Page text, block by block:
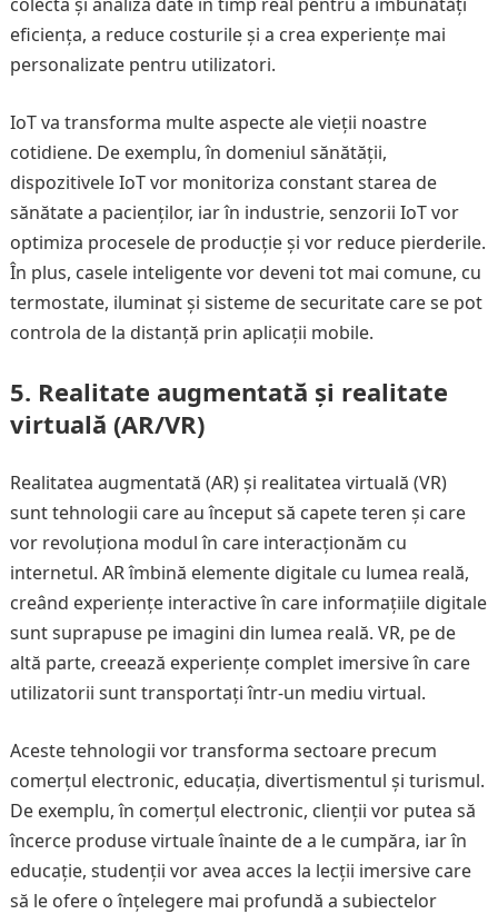
eficiența, a reduce costurile și a crea experiențe mai
personalizate pentru utilizatori.
IoT va transforma multe aspecte ale vieții noastre
cotidiene. De exemplu, în domeniul sănătății,
dispozitivele IoT vor monitoriza constant starea de
sănătate a pacienților, iar în industrie, senzorii IoT vor
optimiza procesele de producție și vor reduce pierderile.
În plus, casele inteligente vor deveni tot mai comune, cu
termostate, iluminat și sisteme de securitate care se pot
controla de la distanță prin aplicații mobile.
5. Realitate augmentată și realitate
virtuală (AR/VR)
Realitatea augmentată (AR) și realitatea virtuală (VR)
sunt tehnologii care au început să capete teren și care
vor revoluționa modul în care interacționăm cu
internetul. AR îmbină elemente digitale cu lumea reală,
creând experiențe interactive în care informațiile digitale
sunt suprapuse pe imagini din lumea reală. VR, pe de
altă parte, creează experiențe complet imersive în care
utilizatorii sunt transportați într-un mediu virtual.
Aceste tehnologii vor transforma sectoare precum
comerțul electronic, educația, divertismentul și turismul.
De exemplu, în comerțul electronic, clienții vor putea să
încerce produse virtuale înainte de a le cumpăra, iar în
educație, studenții vor avea acces la lecții imersive care
să le ofere o înțelegere mai profundă a subiectelor